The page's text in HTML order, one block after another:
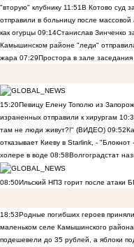
"вторую" клубнику 11:51В Котово суд
отправили в больницу после
как огурцы 09:14Станислав Зинченко
Камышинском районе "леди"
жара 07:29Простора в зале
15:20Певицу Елену Тополю из
израненных отправили к хирургам
там не люди живут?!" (ВИДЕО) 09:52
отказывает Киеву в Starlink, - "Блокнот
холере в воде 08:58Волгоградстат
08:50Ильский НПЗ горит после атаки
18:53Родные погибших героев
маленьком селе Камышинского
подешевели до 35 рублей, а яблоки